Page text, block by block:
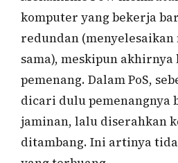
komputer yang bekerja
redundan (menyelesaikan
sama), meskipun
pemenang. Dalam PoS,
dicari dulu pemenangnya
jaminan, lalu diserahkan
ditambang. Ini artinya